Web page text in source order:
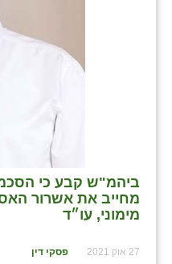
ביהמ"ש קבע כי
מחייב את אשרור
מימוני, עו״ד
27 אוק 2021 פסקי דין